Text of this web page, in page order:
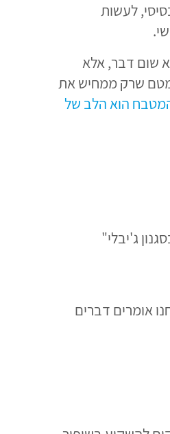
לעשות
שום דבר, אלא
שרק ממחיש את
הוא הלב של
ג'יבלי"
אומרים דברים